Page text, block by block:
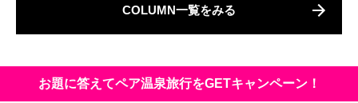
COLUMN一覧をみる
お題に答えてペア温泉旅行をGETキャンペーン！